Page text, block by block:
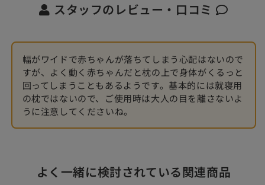
スタッフのレビュー・口コミ
幅がワイドで赤ちゃんが落ちてしまう心配はないので
すが、よく動く赤ちゃんだと枕の上で身体がくるっと
回ってしまうこともあるようです。基本的には就寝用
の枕ではないので、ご使用時は大人の目を離さないよ
うに注意してくださいね。
よく一緒に検討されている関連商品